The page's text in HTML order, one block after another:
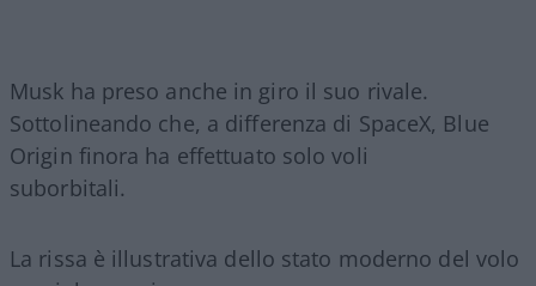
Musk ha preso anche in giro il suo rivale.
Sottolineando che, a differenza di SpaceX, Blue
Origin finora ha effettuato solo voli
suborbitali.
La rissa è illustrativa dello stato moderno del volo